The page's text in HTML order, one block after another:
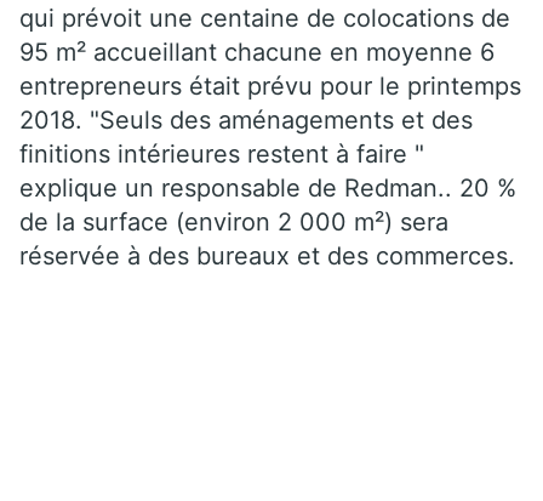
qui prévoit une centaine de colocations de
95 m² accueillant chacune en moyenne 6
entrepreneurs était prévu pour le printemps
2018. "Seuls des aménagements et des
finitions intérieures restent à faire "
explique un responsable de Redman.. 20 %
de la surface (environ 2 000 m²) sera
réservée à des bureaux et des commerces.